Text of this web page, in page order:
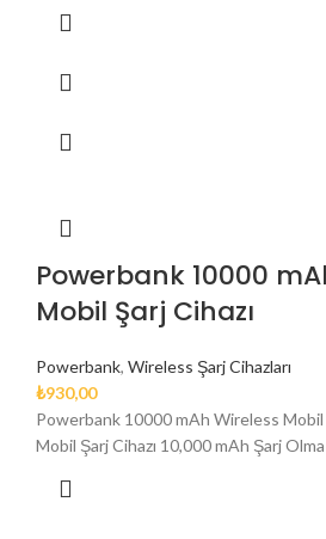
Powerbank 10000
Mobil Şarj Cihazı
Powerbank, Wireless Şarj Cihazları
₺930,00
Powerbank 10000 mAh Wireless
Mobil Şarj Cihazı 10,000 mAh Şarj Olma